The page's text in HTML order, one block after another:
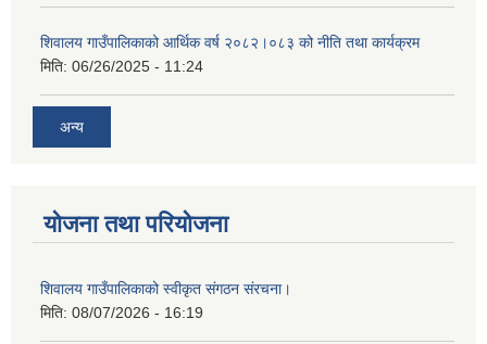
शिवालय गाउँपालिकाको आर्थिक वर्ष २०८२।०८३ को नीति तथा कार्यक्रम
मिति: 06/26/2025 - 11:24
अन्य
योजना तथा परियोजना
शिवालय गाउँपालिकाको स्वीकृत संगठन संरचना।
मिति: 08/07/2026 - 16:19